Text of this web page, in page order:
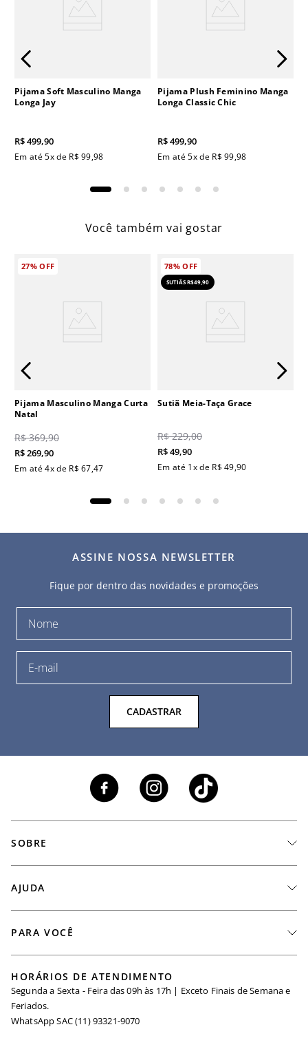
Pijama Soft Masculino Manga
Longa Jay
R$499,90
Em até5x de R$ 99,98
Pijama Plush Feminino Manga
Longa Classic Chic
R$499,90
Em até5x de R$ 99,98
Você também vai gostar
27%OFF
Pijama Masculino Manga Curta
Natal
R$ 369,90
R$269,90
Em até4x de R$ 67,47
78%OFF
SUTIÃS R$49,90
Sutiã Meia-Taça Grace
R$ 229,00
R$49,90
Em até 1x de R$ 49,90
ASSINE NOSSA NEWSLETTER
Fique por dentro das novidades e promoções
CADASTRAR
SOBRE
Seja um Revendedor
Igualdade Salarial
Requisição de Dados
AJUDA
Minha Conta
Trocas
PARA VOCÊ
Maternidade
Seja um Afiliado
HORÁRIOS DE ATENDIMENTO
Segunda a Sexta - Feira das 09h às 17h | Exceto Finais de Semana e
Feriados.
WhatsApp SAC (11) 93321-9070